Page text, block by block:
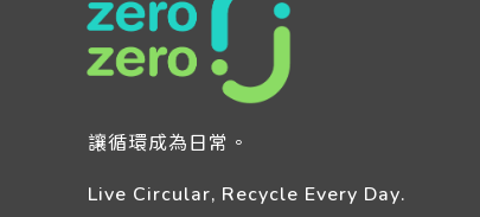
讓循環成為日常。
Live Circular, Recycle Every Day.